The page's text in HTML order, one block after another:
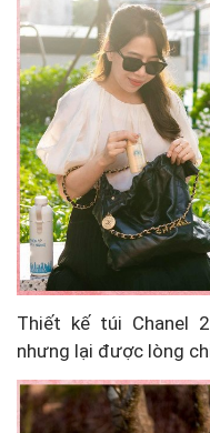
Thiết kế túi Chanel
nhưng lại được lòng